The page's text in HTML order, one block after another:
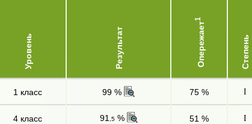
Уровень Результат Опережает
1
Степень
1 класс 99 % 75 % I
4 класс 91 ,5% 51 % I